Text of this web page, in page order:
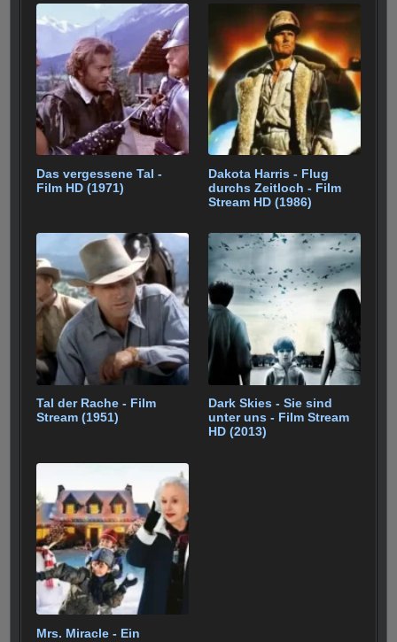
Das vergessene Tal -
Film HD (1971)
Dakota Harris - Flug
durchs Zeitloch - Film
Stream HD (1986)
Tal der Rache - Film
Stream (1951)
Dark Skies - Sie sind
unter uns - Film Stream
HD (2013)
Mrs. Miracle - Ein